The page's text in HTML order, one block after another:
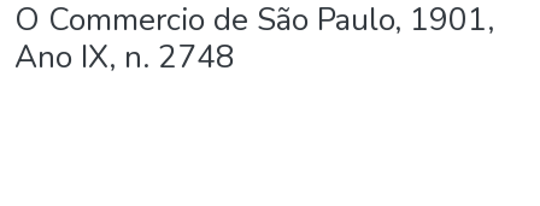
Estatísticas
O Commercio de São Paulo, 1901,
Ano IX, n. 2748